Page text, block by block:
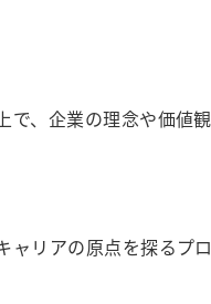
で、企業の理念や価値
ャリアの原点を探るプ